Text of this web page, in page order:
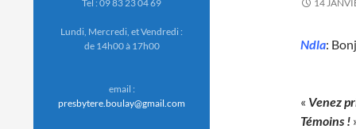
14
Ndla:
« Venez
Témoins !
Tel : 09 83 23 04 69
Lundi, Mercredi, et Vendredi :
de 14h00 à 17h00
email :
presbytere.boulay@gmail.com